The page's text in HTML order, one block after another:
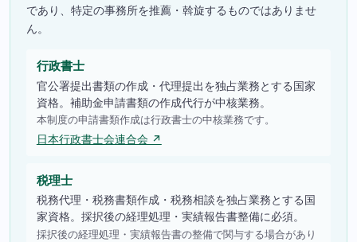
であり、特定の事務所を推薦・斡旋するものではありませ
ん。
行政書士
官公署提出書類の作成・代理提出を独占業務とする国家
資格。補助金申請書類の作成代行が中核業務。
本制度の申請書類作成は行政書士の中核業務です。
日本行政書士会連合会 ↗
税理士
税務代理・税務書類作成・税務相談を独占業務とする国
家資格。採択後の経理処理・実績報告書整備に必須。
採択後の経理処理・実績報告書の整備で関与する場合があり